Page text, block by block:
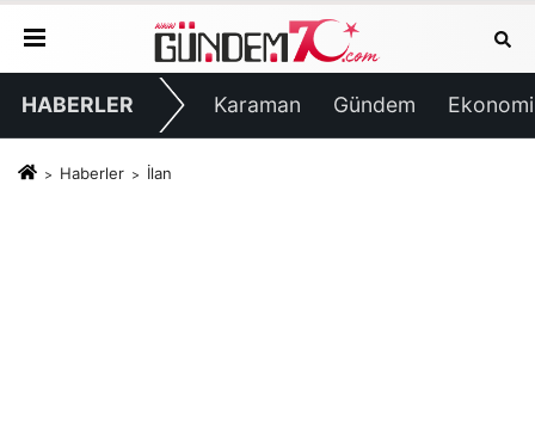
HABERLER Karaman Gündem Ekonomi
Haberler İlan